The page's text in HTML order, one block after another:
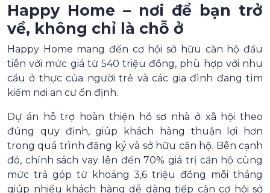
Happy Home – nơi để bạn trở
về, không chỉ là chỗ ở
Happy Home mang đến cơ hội sở hữu căn hộ đầu
tiên với mức giá từ 540 triệu đồng, phù hợp với nhu
cầu ở thực của người trẻ và các gia đình đang tìm
kiếm nơi an cư ổn định.
Dự án hỗ trợ hoàn thiện hồ sơ nhà ở xã hội theo
đúng quy định, giúp khách hàng thuận lợi hơn
trong quá trình đăng ký và sở hữu căn hộ. Bên cạnh
đó, chính sách vay lên đến 70% giá trị căn hộ cùng
mức trả góp từ khoảng 3,6 triệu đồng mỗi tháng
giúp nhiều khách hàng dễ dàng tiếp cận cơ hội sở